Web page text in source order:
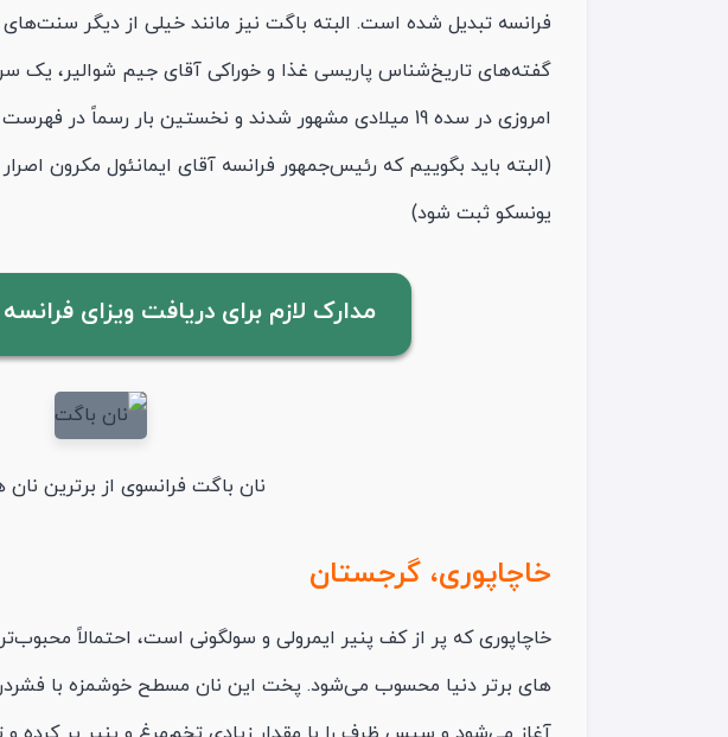
فرانسه تبدیل شده است. البته باگت نیز مانند خیلی از دیگر
گفته‌های تاریخ‌شناس پاریسی غذا و خوراکی آقای جیم شوالیر، یک
(البته باید بگوییم که رئیس‌جمهور فرانسه آقای ایمانئول مکرون
یونسکو ثبت شود)
مدارک لازم برای دریافت ویزای
نان باگت فرانسوی از برترین نان
خاچاپوری، گرجستان
خاچاپوری که پر از کف پنیر ایمرولی و سولگونی است، احتمالاً
های برتر دنیا محسوب می‌شود. پخت این نان مسطح خوشمزه با